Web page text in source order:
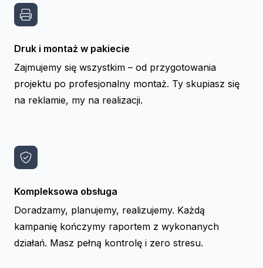
Druk i montaż w pakiecie
Zajmujemy się wszystkim – od przygotowania
projektu po profesjonalny montaż. Ty skupiasz się
na reklamie, my na realizacji.
Kompleksowa obsługa
Doradzamy, planujemy, realizujemy. Każdą
kampanię kończymy raportem z wykonanych
działań. Masz pełną kontrolę i zero stresu.